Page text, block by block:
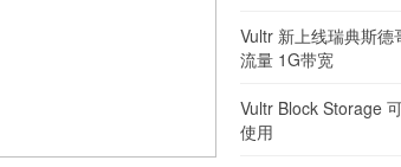
Vultr 新上线瑞典斯
流量 1G带宽
Vultr Block Storage
使用